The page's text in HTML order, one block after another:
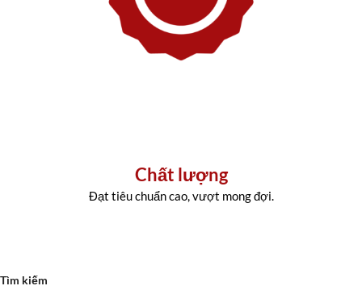
Chất lượng
Đạt tiêu chuẩn cao, vượt mong đợi.
Tìm kiếm